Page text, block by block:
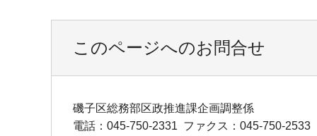
このページへのお問合せ
磯子区総務部区政推進課企画調整係
電話：045-750-2331 ファクス：045-750-2533